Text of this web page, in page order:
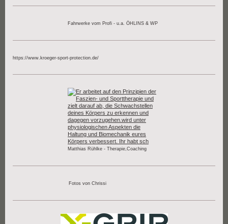
Fahrwerke vom Profi - u.a. ÖHLINS & WP
https://www.kroeger-sport-protection.de/
Matthias Rühlke - Therapie,Coaching
Fotos von Chrissi